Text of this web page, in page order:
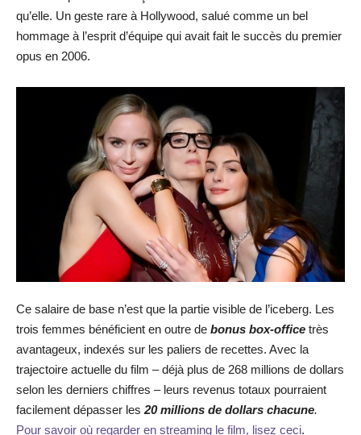
qu’elle. Un geste rare à Hollywood, salué comme un bel
hommage à l’esprit d’équipe qui avait fait le succès du premier
opus en 2006.
Ce salaire de base n’est que la partie visible de l’iceberg. Les
trois femmes bénéficient en outre de bonus box-office très
avantageux, indexés sur les paliers de recettes. Avec la
trajectoire actuelle du film – déjà plus de 268 millions de dollars
selon les derniers chiffres – leurs revenus totaux pourraient
facilement dépasser les 20 millions de dollars chacune.
Pour savoir où regarder en streaming le film, lisez ceci.